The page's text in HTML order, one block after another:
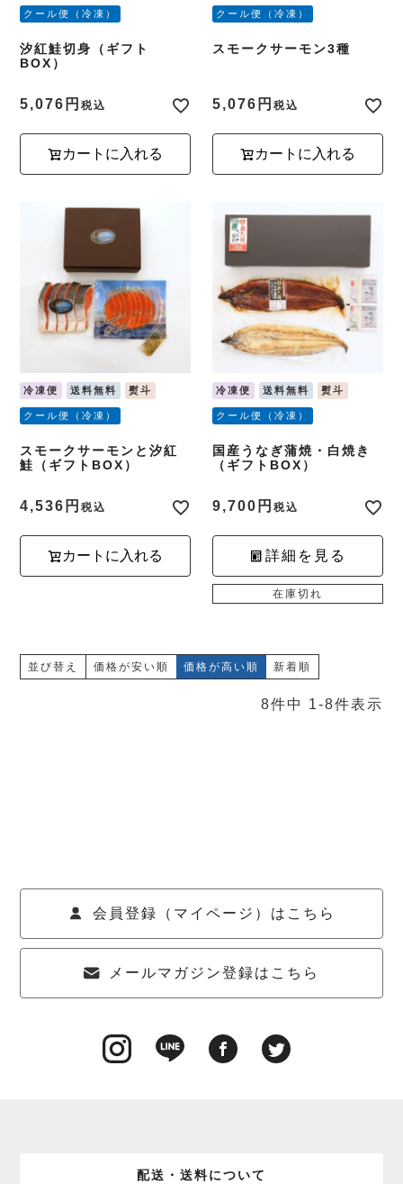
クール便（冷凍）
汐紅鮭切身（ギフト
BOX）
5,076 税込
カートに入れる
クール便（冷凍）
スモークサーモン3種
5,076 税込
カートに入れる
冷凍便 送料無料 熨斗
クール便（冷凍）
スモークサーモンと汐紅
鮭（ギフトBOX）
4,536 税込
カートに入れる
冷凍便 送料無料 熨斗
クール便（冷凍）
国産うなぎ蒲焼・白焼き
（ギフトBOX）
9,700 税込
詳細を見る
在庫切れ
並び替え 価格が安い順 価格が高い順 新着順
8件中 1-8件表示
会員登録（マイページ）はこちら
メールマガジン登録はこちら
配送・送料について